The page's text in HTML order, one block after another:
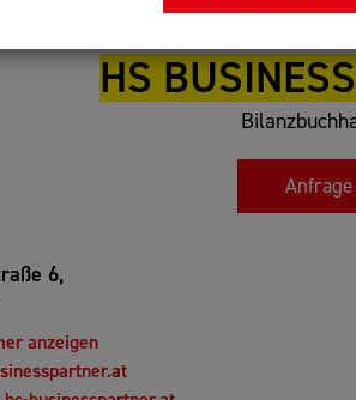
HS
6,
anzeigen